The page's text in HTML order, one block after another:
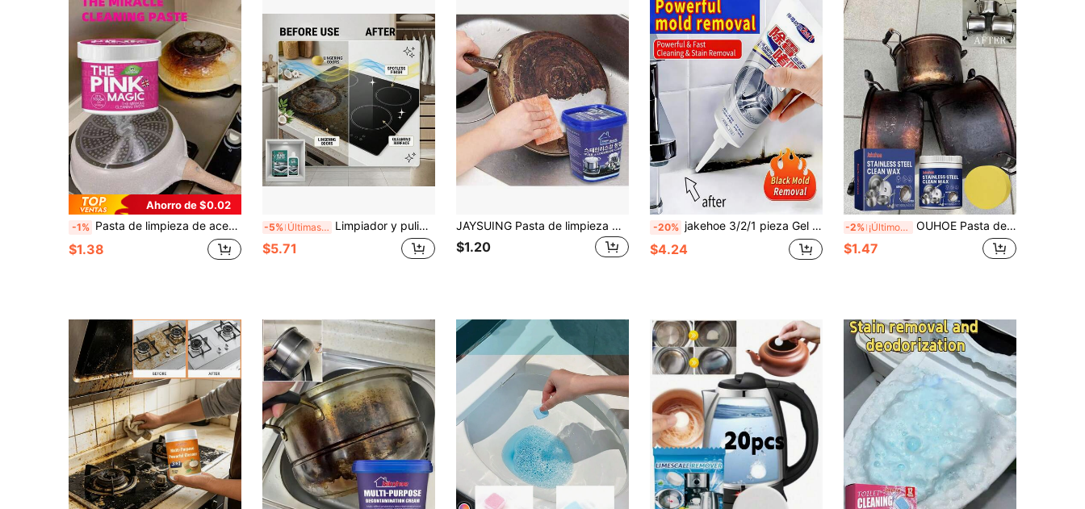
Ahorro de $0.02
-1% Pasta de limpieza de acero inoxidable, estufa, estufa de gas, campana extractora, limpiador de ollas y sartenes, herramientas mágicas de eliminación de óxido para limpieza de cocina, suministros de limpieza de cocina, herramientas de limpieza, adecuado para baños y cocinas (entrega aleatoria, embalaje nuevo y antiguo)
$1.38
-5% Últimas 7 hrs Limpiador y pulidor de placa de vidrio para el cuidado diario de la cocina del hogar, eliminador de manchas de suciedad de la placa de cocina cerámica, agente pulidor de placa de inducción eléctrica para brillo y resplandor, líquido de limpieza diaria del hogar para accesorios de cocina, cocina, suministros de limpieza
$5.71
JAYSUING Pasta de limpieza multiusos, adecuada para eliminar grasa, óxido y cal de cocinas, campanas extractoras, baños, salas de estar y áreas exteriores. Excelente regalo para amigos y familiares (surtido aleatorio de versiones nuevas y antiguas)
$1.20
-20% jakehoe 3/2/1 pieza Gel potente de limpieza y eliminación de moho, fórmula de bioenzimas, gel quitamanchas y de limpieza, fresco y natural, transparente, portátil, compacto y ahorra espacio, de acción rápida, gel de limpieza, adecuado para renovar cocinas y baños en apartamentos de alquiler / Limpieza y mantenimiento diarios, adecuado para usar en vacaciones, festividades felices, graduaciones, regalos (se enviarán versiones nuevas y antiguas al azar).
$4.24
-2% ¡Últimos 2 días OUHOE Pasta de limpieza de acero inoxidable, limpia utensilios de cocina de acero inoxidable, elimina el óxido y la cal de la campana extractora de la cocina, la placa de inducción, la estufa, limpia suavemente las manchas de aceite y la suciedad de la superficie de los utensilios de cocina, restaura el brillo, disuelve rápidamente el óxido y limpia, regalo para la familia y amigos en días festivos (se envían modelos nuevos y antiguos al azar)
$1.47